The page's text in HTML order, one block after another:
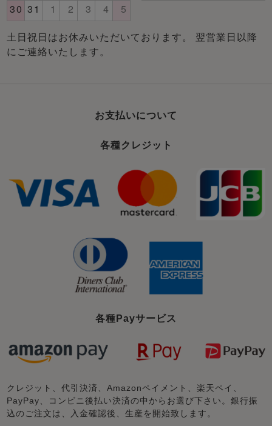
土日祝日はお休みいただいております。 翌営業日以降
にご連絡いたします。
お支払いについて
各種クレジット
各種Payサービス
クレジット、代引決済、Amazonペイメント、楽天ペイ、
PayPay、コンビニ後払い決済の中からお選び下さい。銀行振
込のご注文は、入金確認後、生産を開始致します。